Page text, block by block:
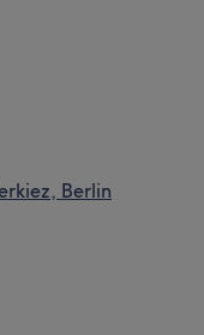
Berlin